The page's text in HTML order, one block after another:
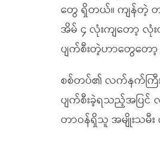
တွေ ရှိတယ်။ ကျန်တဲ့ တ
အိမ် ၄ လုံးကျတော့ လုံ
ပျက်စီးတဲ့ဟာတွေတေ
စစ်တပ်၏ လက်နက်ကြီး
ပျက်စီးခဲ့ရသည့်အပြ
တာဝန်ရှိသူ အမျိုးသမီ